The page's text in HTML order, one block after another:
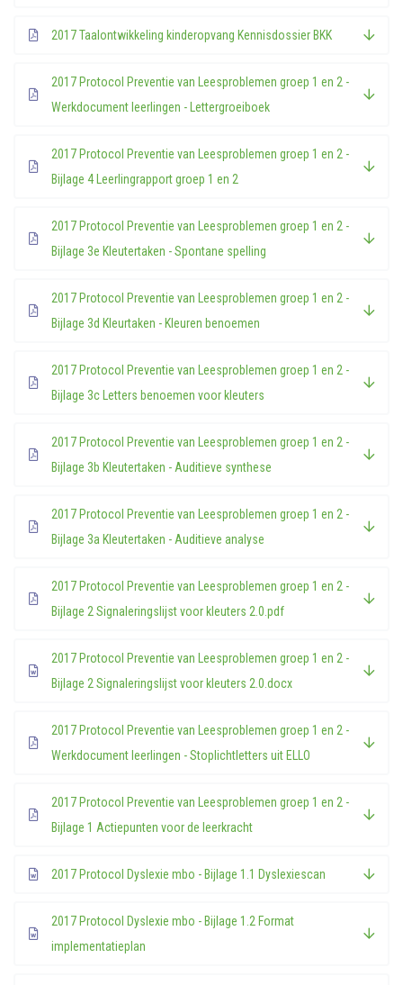
2017 Taalontwikkeling kinderopvang Kennisdossier BKK
2017 Protocol Preventie van Leesproblemen groep 1 en 2 -
Werkdocument leerlingen - Lettergroeiboek
2017 Protocol Preventie van Leesproblemen groep 1 en 2 -
Bijlage 4 Leerlingrapport groep 1 en 2
2017 Protocol Preventie van Leesproblemen groep 1 en 2 -
Bijlage 3e Kleutertaken - Spontane spelling
2017 Protocol Preventie van Leesproblemen groep 1 en 2 -
Bijlage 3d Kleurtaken - Kleuren benoemen
2017 Protocol Preventie van Leesproblemen groep 1 en 2 -
Bijlage 3c Letters benoemen voor kleuters
2017 Protocol Preventie van Leesproblemen groep 1 en 2 -
Bijlage 3b Kleutertaken - Auditieve synthese
2017 Protocol Preventie van Leesproblemen groep 1 en 2 -
Bijlage 3a Kleutertaken - Auditieve analyse
2017 Protocol Preventie van Leesproblemen groep 1 en 2 -
Bijlage 2 Signaleringslijst voor kleuters 2.0.pdf
2017 Protocol Preventie van Leesproblemen groep 1 en 2 -
Bijlage 2 Signaleringslijst voor kleuters 2.0.docx
2017 Protocol Preventie van Leesproblemen groep 1 en 2 -
Werkdocument leerlingen - Stoplichtletters uit ELLO
2017 Protocol Preventie van Leesproblemen groep 1 en 2 -
Bijlage 1 Actiepunten voor de leerkracht
2017 Protocol Dyslexie mbo - Bijlage 1.1 Dyslexiescan
2017 Protocol Dyslexie mbo - Bijlage 1.2 Format
implementatieplan